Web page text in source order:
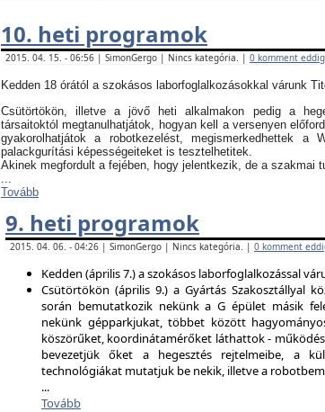
10. heti programok
2015. 04. 15. - 06:56 | SimonGergo | Nincs kategória. | 0 komment eddig
Kedden 18 órától a szokásos laborfoglalkozásokkal várunk
Csütörtökön, illetve a jövő heti alkalmakon pedig a
társaitoktól megtanulhatjátok, hogyan kell a versenyen
gyakorolhatjátok a robotkezelést, megismerkedhettek
palackgurítási képességeiteket is tesztelhetitek.
Akinek megfordult a fejében, hogy jelentkezik, de a szakmai
...
Tovább
9. heti programok
2015. 04. 06. - 04:26 | SimonGergo | Nincs kategória. | 0 komment
Kedden (április 7.) a szokásos laborfoglalkozással
Csütörtökön (április 9.) a Gyártás Szakosztállyal
során bemutatkozik nekünk a G épület másik
nekünk gépparkjukat, többet között
köszörűket, koordinátamérőket láthattok -
bevezetjük őket a hegesztés rejtelmeibe, a
technológiákat mutatjuk be nekik, illetve a
...
Tovább